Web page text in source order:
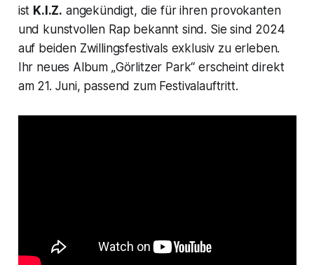
ist K.I.Z. angekündigt, die für ihren provokanten
und kunstvollen Rap bekannt sind. Sie sind 2024
auf beiden Zwillingsfestivals exklusiv zu erleben.
Ihr neues Album „Görlitzer Park“ erscheint direkt
am 21. Juni, passend zum Festivalauftritt.